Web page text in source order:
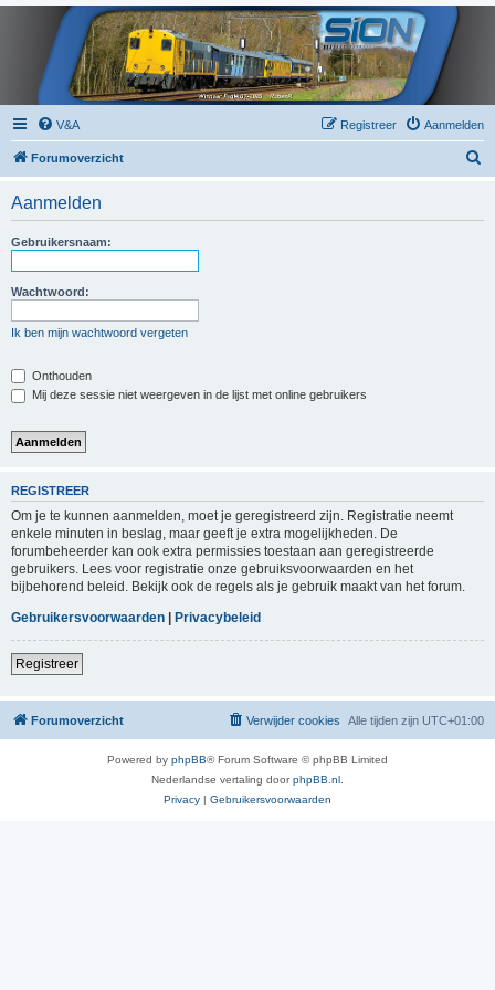
V&A Aanmelden
Registreer
Forumoverzicht
Aanmelden
Gebruikersnaam:
Wachtwoord:
Ik ben mijn wachtwoord vergeten
Onthouden
Mij deze sessie niet weergeven in de lijst met online gebruikers
REGISTREER
Om je te kunnen aanmelden, moet je geregistreerd zijn. Registratie neemt
enkele minuten in beslag, maar geeft je extra mogelijkheden. De
forumbeheerder kan ook extra permissies toestaan aan geregistreerde
gebruikers. Lees voor registratie onze gebruiksvoorwaarden en het
bijbehorend beleid. Bekijk ook de regels als je gebruik maakt van het forum.
Gebruikersvoorwaarden
Privacybeleid
Registreer
Forumoverzicht Alle tijden zijn UTC+01:00
Verwijder cookies
Powered by phpBB® Forum Software © phpBB Limited
Nederlandse vertaling doorphpBB.nl.
Privacy | Gebruikersvoorwaarden